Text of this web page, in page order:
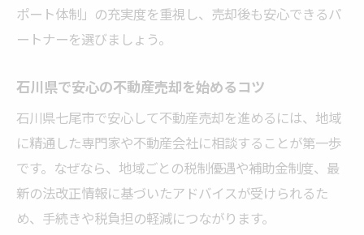
ポート体制」の充実度を重視し、売却後も安心できるパ
ートナーを選びましょう。
石川県で安心の不動産売却を始めるコツ
石川県七尾市で安心して不動産売却を進めるには、地域
に精通した専門家や不動産会社に相談することが第一歩
です。なぜなら、地域ごとの税制優遇や補助金制度、最
新の法改正情報に基づいたアドバイスが受けられるた
め、手続きや税負担の軽減につながります。